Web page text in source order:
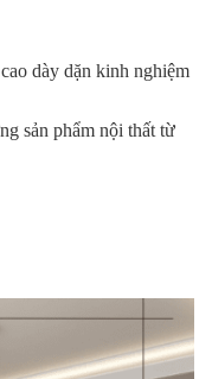
dày dặn kinh nghiệm
sản phẩm nội thất từ